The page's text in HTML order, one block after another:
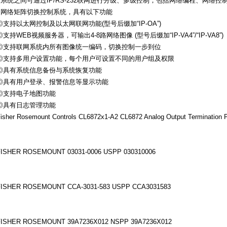
络矩阵切换控制系统，具有以下功能
持以太网控制及以太网联网功能(型号后缀加“IP-OA”)
持WEB视频服务器，可输出4-8路网络图像 (型号后缀加“IP-VA4”/“IP-VA8”)
持联网系统内所有图像统一编码，切换控制一步到位
持多用户设置功能，每个用户可设置不同的用户组及权限
有系统信息备份与系统恢复功能
有用户登录、报警信息等显示功能
持电子地图功能
有日志管理功能
Rosemount Controls CL6872x1-A2 CL6872 Analog Output Termination
ROSEMOUNT 03031-0006 USPP 030310006
ROSEMOUNT CCA-3031-583 USPP CCA3031583
ROSEMOUNT 39A7236X012 NSPP 39A7236X012